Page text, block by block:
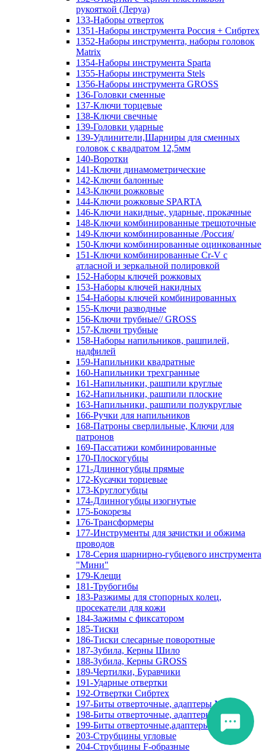
рукояткой (Леруа)
133-Наборы отверток
1351-Наборы инструмента Россия + Сибртех
1352-Наборы инструмента, наборы головок
Matrix
1354-Наборы инструмента Sparta
1355-Наборы инструмента Stels
1356-Наборы инструмента GROSS
136-Головки сменные
137-Ключи торцевые
138-Ключи свечные
139-Головки ударные
139-Удлинители,Шарниры для сменных
головок с квадратом 12,5мм
140-Воротки
141-Ключи динамометрические
142-Ключи балонные
143-Ключи рожковые
144-Ключи рожковые SPARTA
146-Ключи накидные, ударные, прокачные
148-Ключи комбинированные трещоточные
149-Ключи комбинированные /Россия/
150-Ключи комбинированные оцинкованные
151-Ключи комбинированные Cr-V с
атласной и зеркальной полировкой
152-Наборы ключей рожковых
153-Наборы ключей накидных
154-Наборы ключей комбинированных
155-Ключи разводные
156-Ключи трубные// GROSS
157-Ключи трубные
158-Наборы напильников, рашпилей,
надфилей
159-Напильники квадратные
160-Напильники трехгранные
161-Напильники, рашпили круглые
162-Напильники, рашпили плоские
163-Напильники, рашпили полукруглые
166-Ручки для напильников
168-Патроны сверлильные, Ключи для
патронов
169-Пассатижи комбинированные
170-Плоскогубцы
171-Длинногубцы прямые
172-Кусачки торцевые
173-Круглогубцы
174-Длинногубцы изогнутые
175-Бокорезы
176-Трансформеры
177-Инструменты для зачистки и обжима
проводов
178-Серия шарнирно-губцевого инструмента
"Мини"
179-Клещи
181-Трубогибы
183-Разжимы для стопорных колец,
просекатели для кожи
184-Зажимы с фиксатором
185-Тиски
186-Тиски слесарные поворотные
187-Зубила, Керны Шило
188-Зубила, Керны GROSS
189-Чертилки, Буравчики
191-Ударные отвертки
192-Отвертки Сибртех
197-Биты отверточные, адаптеры Matrix
198-Биты отверточные, адаптеры Прочие
199-Биты отверточные,адаптеры Сибртех
203-Струбцины угловые
204-Струбцины F-образные